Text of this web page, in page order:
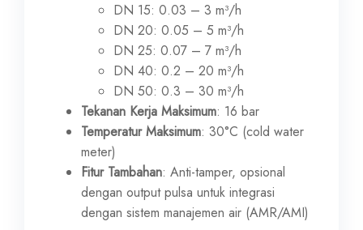
DN 15: 0.03 – 3 m³/h
DN 20: 0.05 – 5 m³/h
DN 25: 0.07 – 7 m³/h
DN 40: 0.2 – 20 m³/h
DN 50: 0.3 – 30 m³/h
Tekanan Kerja Maksimum: 16 bar
Temperatur Maksimum: 30°C (cold water
meter)
Fitur Tambahan: Anti-tamper, opsional
dengan output pulsa untuk integrasi
dengan sistem manajemen air (AMR/AMI)